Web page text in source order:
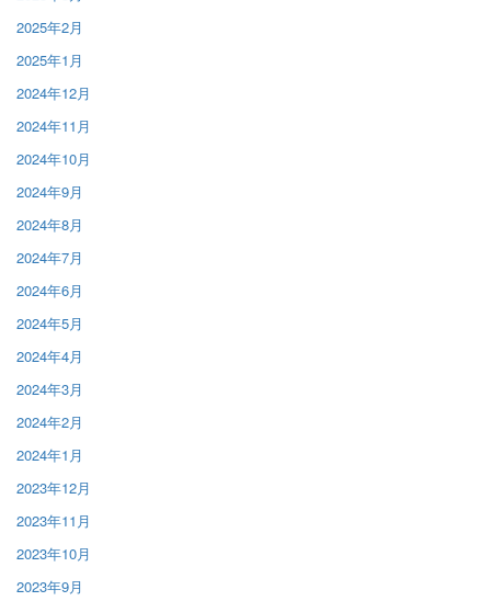
2025年2月
2025年1月
2024年12月
2024年11月
2024年10月
2024年9月
2024年8月
2024年7月
2024年6月
2024年5月
2024年4月
2024年3月
2024年2月
2024年1月
2023年12月
2023年11月
2023年10月
2023年9月